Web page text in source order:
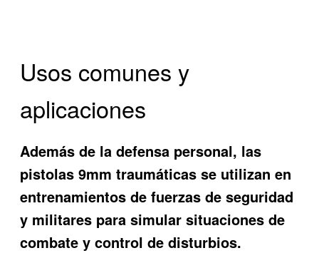
Usos comunes y
aplicaciones
Además de la defensa personal, las
pistolas 9mm traumáticas se utilizan en
entrenamientos de fuerzas de seguridad
y militares para simular situaciones de
combate y control de disturbios.